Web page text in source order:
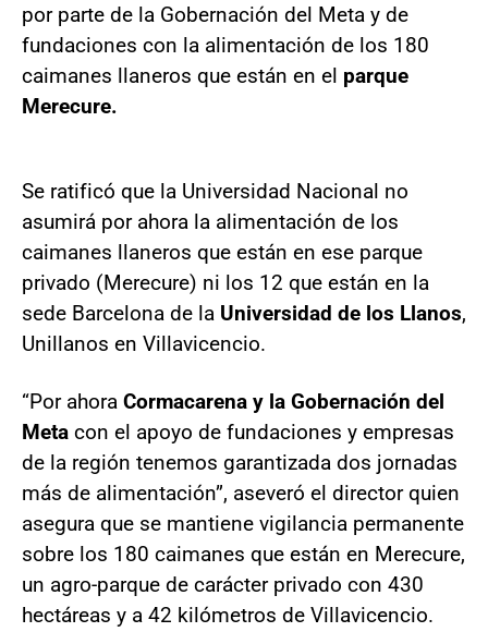
por parte de la Gobernación del Meta y de
fundaciones con la alimentación de los 180
caimanes llaneros que están en el parque
Merecure.
Se ratificó que la Universidad Nacional no
asumirá por ahora la alimentación de los
caimanes llaneros que están en ese parque
privado (Merecure) ni los 12 que están en la
sede Barcelona de la Universidad de los Llanos,
Unillanos en Villavicencio.
“Por ahora Cormacarena y la Gobernación del
Meta con el apoyo de fundaciones y empresas
de la región tenemos garantizada dos jornadas
más de alimentación”, aseveró el director quien
asegura que se mantiene vigilancia permanente
sobre los 180 caimanes que están en Merecure,
un agro-parque de carácter privado con 430
hectáreas y a 42 kilómetros de Villavicencio.